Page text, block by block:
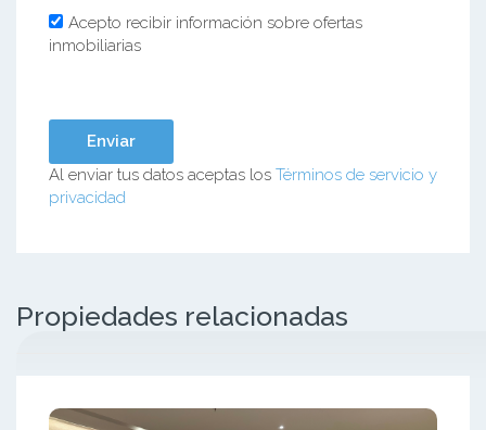
Acepto recibir información sobre ofertas
inmobiliarias
Al enviar tus datos aceptas los Términos de servicio y
privacidad
Propiedades relacionadas